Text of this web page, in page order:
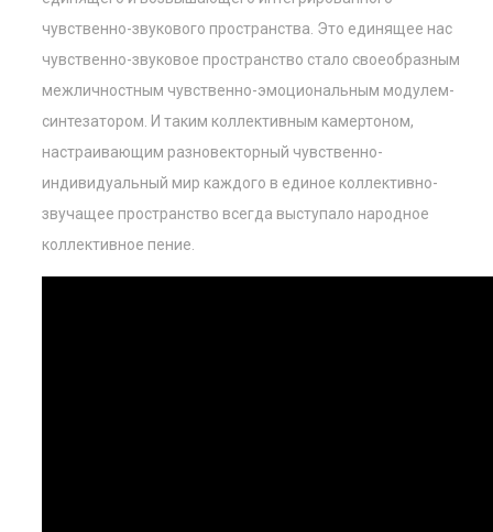
чувственно-звукового пространства. Это единящее нас
чувственно-звуковое пространство стало своеобразным
межличностным чувственно-эмоциональным модулем-
синтезатором. И таким коллективным камертоном,
настраивающим разновекторный чувственно-
индивидуальный мир каждого в единое коллективно-
звучащее пространство всегда выступало народное
коллективное пение.